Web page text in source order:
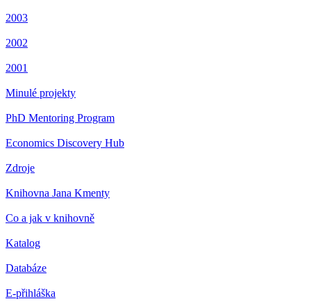
2003
2002
2001
Minulé projekty
PhD Mentoring Program
Economics Discovery Hub
Zdroje
Knihovna Jana Kmenty
Co a jak v knihovně
Katalog
Databáze
E-přihláška